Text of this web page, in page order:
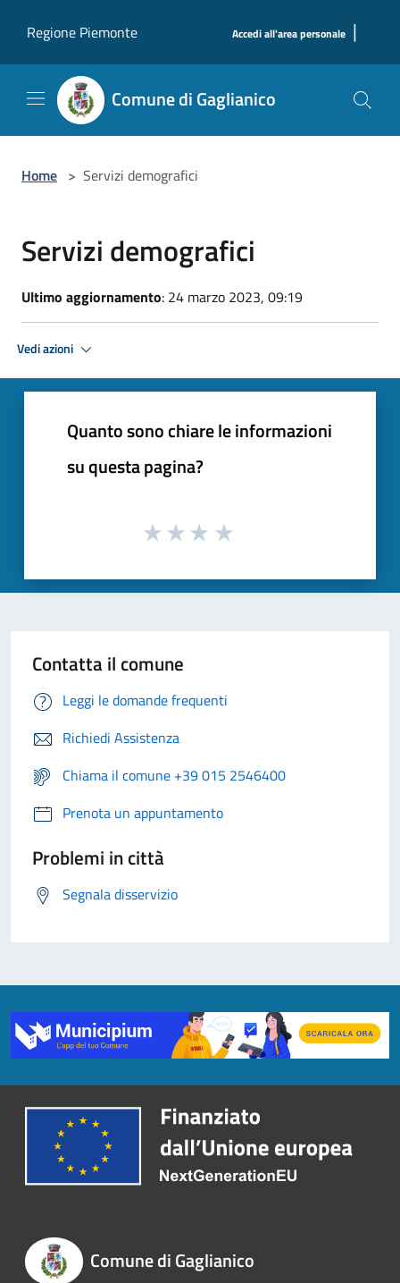
Regione Piemonte
Accedi all'area personale |
Comune di Gaglianico
Home > Servizi demografici
Servizi demografici
Ultimo aggiornamento: 24 marzo 2023, 09:19
Vedi azioni
Quanto sono chiare le informazioni
su questa pagina?
Contatta il comune
Leggi le domande frequenti
Richiedi Assistenza
Chiama il comune +39 015 2546400
Prenota un appuntamento
Problemi in città
Segnala disservizio
Comune di Gaglianico